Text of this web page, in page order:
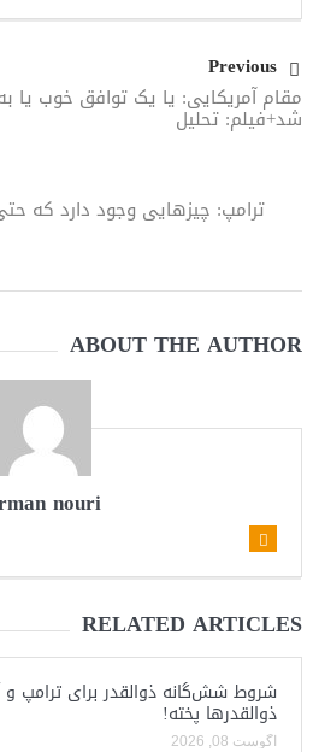
مقاله: اپوزیسیون بی‌راه‌حل؛ وقتی
ایران را می‌گیرد
Previous
مقام آمریکایی: یا یک توافق خوب
شد+فیلم: تحلیل
ترامپ: چیزهایی وجود دارد که
ABOUT THE AUTHOR
nouri
RELATED ARTICLES
شروط شش‌گانه ذوالقدر برای ترامپ و
ذوالقدرها پخته!
آگوست 08, 2026